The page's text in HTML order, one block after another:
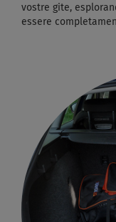
vostre gite,
essere